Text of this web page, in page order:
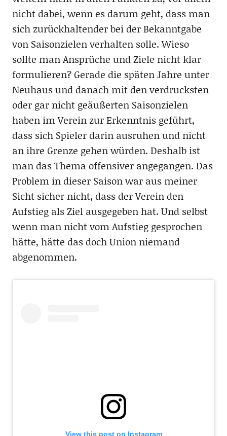
nicht dabei, wenn es darum geht, dass man
sich zurückhaltender bei der Bekanntgabe
von Saisonzielen verhalten solle. Wieso
sollte man Ansprüche und Ziele nicht klar
formulieren? Gerade die späten Jahre unter
Neuhaus und danach mit den verdrucksten
oder gar nicht geäußerten Saisonzielen
haben im Verein zur Erkenntnis geführt,
dass sich Spieler darin ausruhen und nicht
an ihre Grenze gehen würden. Deshalb ist
man das Thema offensiver angegangen. Das
Problem in dieser Saison war aus meiner
Sicht sicher nicht, dass der Verein den
Aufstieg als Ziel ausgegeben hat. Und selbst
wenn man nicht vom Aufstieg gesprochen
hätte, hätte das doch Union niemand
abgenommen.
View this post on Instagram